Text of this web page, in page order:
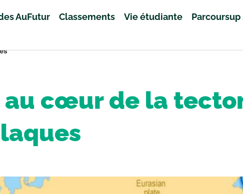
AuFutur Classements Vie étudiante Parcoursup
cœur de la